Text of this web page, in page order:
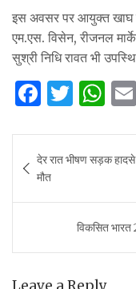
इस अवसर पर आयुक्त खाघ
एम.एस. विसेन, रीजनल
सुश्री निधि रावत भी
F
c
e
b
o
T
it
te
r
W
at
s
A
p
p
navigation
देर रात भीषण सड़क
मौत
विकसित